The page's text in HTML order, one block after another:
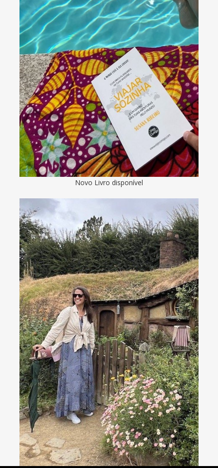
Novo Livro disponível